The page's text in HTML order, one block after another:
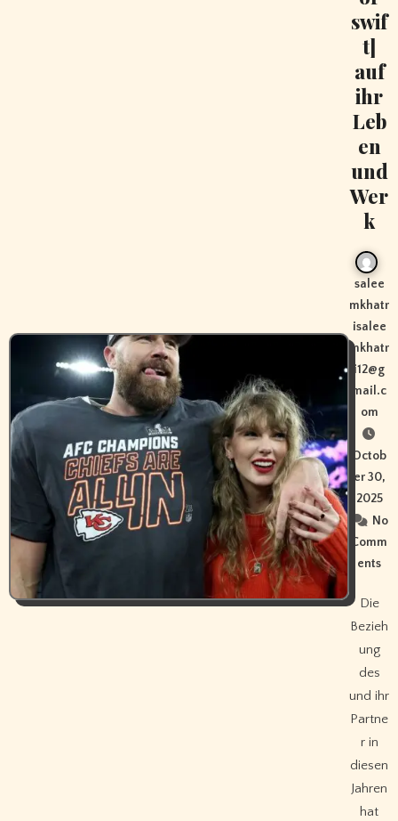
swif
t]
auf
ihr
Leb
en
und
Wer
k
salee
mkhatr
isalee
mkhatr
i12@g
mail.c
om
Octob
er 30,
2025
No
Comm
ents
Die
Bezieh
ung
des
und ihr
Partne
r in
diesen
Jahren
hat